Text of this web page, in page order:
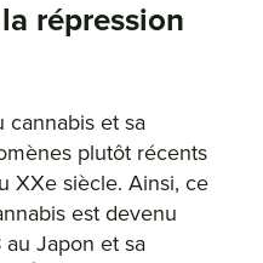
répression
cannabis et sa
plutôt récents
XXe siècle. Ainsi, ce
est devenu
au Japon et sa